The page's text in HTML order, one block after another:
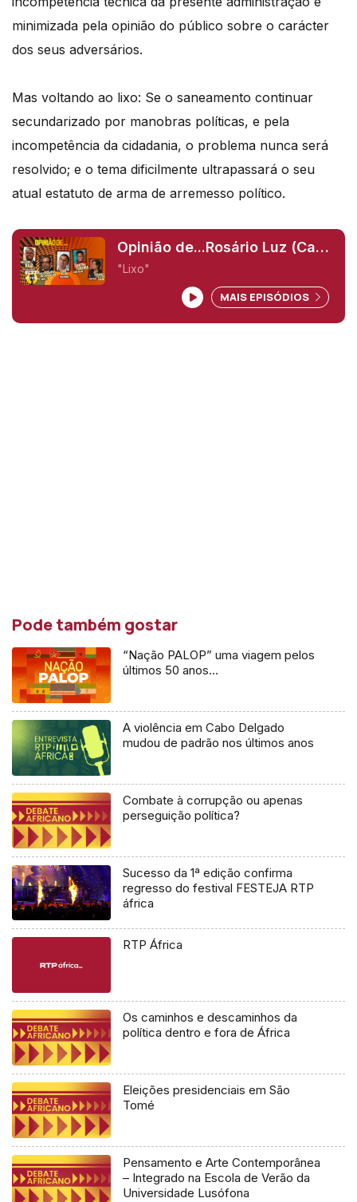
minimizada pela opinião do público sobre o carácter
dos seus adversários.
Mas voltando ao lixo: Se o saneamento continuar
secundarizado por manobras políticas, e pela
incompetência da cidadania, o problema nunca será
resolvido; e o tema dificilmente ultrapassará o seu
atual estatuto de arma de arremesso político.
Opinião de...Rosário Luz (Cabo
Verde),
"Lixo"
MAIS EPISÓDIOS
Pode também gostar
“Nação PALOP” uma viagem pelos
últimos 50 anos…
A violência em Cabo Delgado
mudou de padrão nos últimos anos
Combate à corrupção ou apenas
perseguição política?
Sucesso da 1ª edição confirma
regresso do festival FESTEJA RTP
áfrica
RTP África
Os caminhos e descaminhos da
política dentro e fora de África
Eleições presidenciais em São
Tomé
Pensamento e Arte Contemporânea
– Integrado na Escola de Verão da
Universidade Lusófona